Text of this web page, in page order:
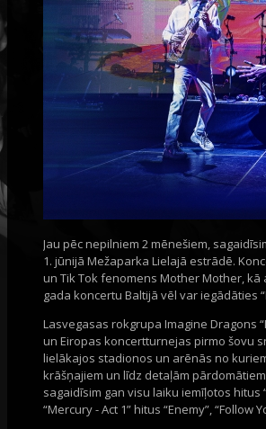
Jau pēc nepilniem 2 mēnešiem,
1. jūnijā Mežaparka Lielajā estrādē.
un Tik Tok fenomens Mother Mother,
gada koncertu Baltijā vēl var iegādāties
Lasvegasas rokgrupa Imagine Dragons
un Eiropas koncertturnejas pirmo šovu
lielākajos stadionos un arēnās no
krāšņajiem un līdz detaļām
sagaidīsim gan visu laiku iemīļotos hitus
“Mercury - Act 1” hitus “Enemy”, “Follow